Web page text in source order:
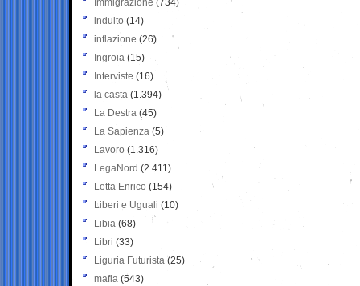
Immigrazione (734)
indulto (14)
inflazione (26)
Ingroia (15)
Interviste (16)
la casta (1.394)
La Destra (45)
La Sapienza (5)
Lavoro (1.316)
LegaNord (2.411)
Letta Enrico (154)
Liberi e Uguali (10)
Libia (68)
Libri (33)
Liguria Futurista (25)
mafia (543)